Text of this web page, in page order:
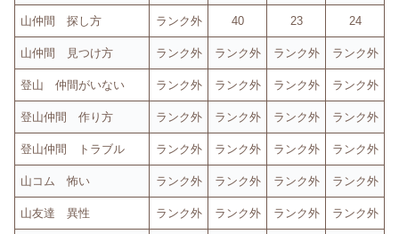
山仲間 探し方 ランク外 40 23 24
山仲間 見つけ方 ランク外 ランク外 ランク外 ランク外
登山 仲間がいない ランク外 ランク外 ランク外 ランク外
登山仲間 作り方 ランク外 ランク外 ランク外 ランク外
登山仲間 トラブル ランク外 ランク外 ランク外 ランク外
山コム 怖い ランク外 ランク外 ランク外 ランク外
山友達 異性 ランク外 ランク外 ランク外 ランク外